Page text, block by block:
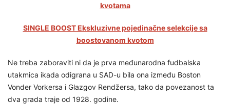
kvotama
SINGLE BOOST Ekskluzivne pojedinačne selekcije sa
boostovanom kvotom
Ne treba zaboraviti ni da je prva međunarodna fudbalska
utakmica ikada odigrana u SAD-u bila ona između Boston
Vonder Vorkersa i Glazgov Rendžersa, tako da povezanost ta
dva grada traje od 1928. godine.